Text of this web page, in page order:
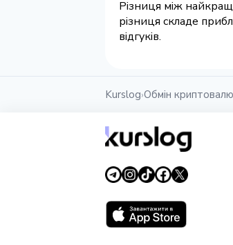
Різниця між
різниця складе
відгуків.
Kurslog›Обмін